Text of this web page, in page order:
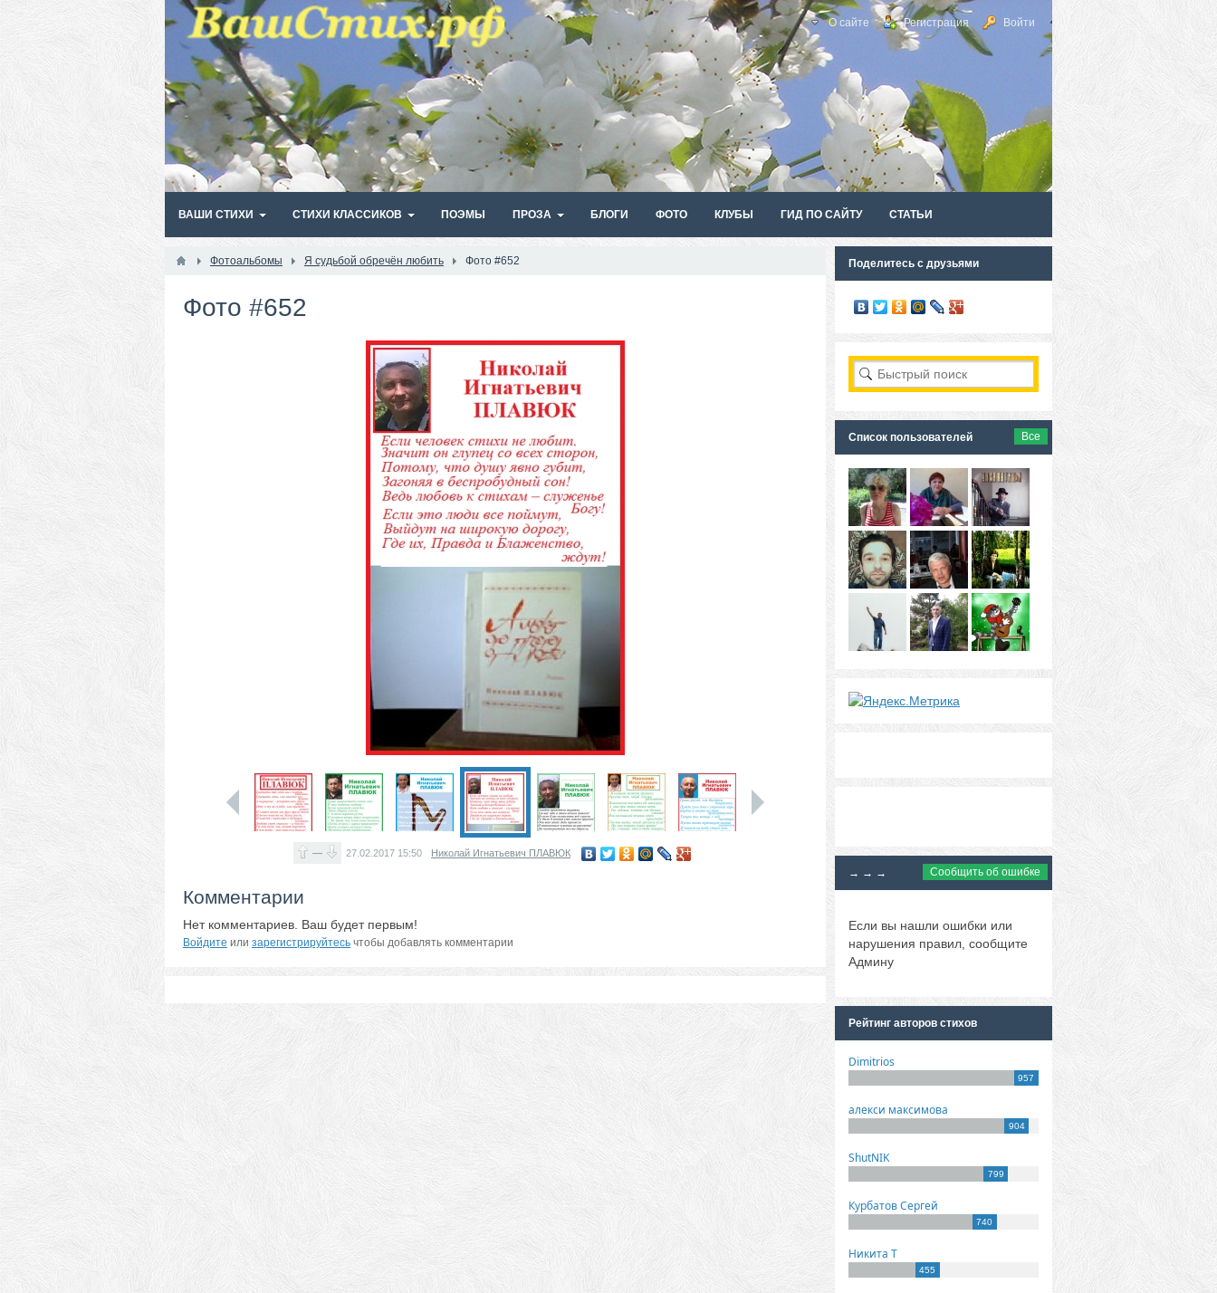
О сайте Регистрация Войти
ВАШИ СТИХИ СТИХИ КЛАССИКОВ ПОЭМЫ ПРОЗА БЛОГИ ФОТО КЛУБЫ ГИД ПО САЙТУ СТАТЬИ
Фотоальбомы Я судьбой обречён любить Фото #652
Фото #652
— 27.02.2017 15:50 Николай Игнатьевич ПЛАВЮК
Комментарии
Нет комментариев. Ваш будет первым!
Войдите или зарегистрируйтесь чтобы добавлять комментарии
Поделитесь с друзьями
Список пользователей Все
→ → → Сообщить об ошибке
Если вы нашли ошибки или
нарушения правил, сообщите
Админу
Рейтинг авторов стихов
Dimitrios
957
алекси максимова
904
ShutNIK
799
Курбатов Сергей
740
Никита Т
455